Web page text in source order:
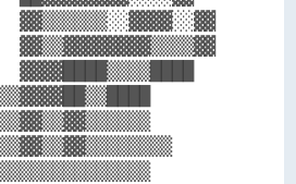
▓▓▒▒▒▒▒▒░░▓▓▓▓░░▓▓
▓▓▒▒▓▓▓▓▓▓▓▓▒▒▒▒▓▓
▓▓▓▓████▒▒▒▒████
▒▒▓▓▓▓██▒▒████